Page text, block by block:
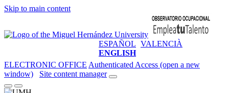
Skip to main content
ESPAÑOL VALENCIÀ
ENGLISH
ELECTRONIC OFFICE Authenticated Access (open a new
window)
Site content manager